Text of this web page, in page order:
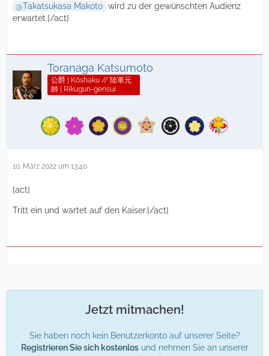
Takatsukasa Makoto wird zu der gewünschten Audienz
erwartet.[/act]
Toranaga Katsumoto
公爵 | Kōshaku // 陸軍元
帥 | Rikugun-gensui
10. März 2022 um 13:40
[act]
Tritt ein und wartet auf den Kaiser.[/act]
Jetzt mitmachen!
Sie haben noch kein Benutzerkonto auf unserer Seite?
Registrieren Sie sich kostenlosund nehmen Sie an unserer